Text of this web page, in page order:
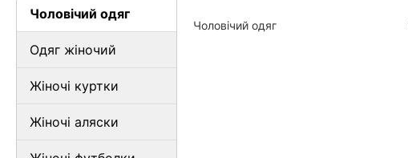
Чоловічий одяг
Одяг жіночий
Жіночі куртки
Жіночі аляски
Чоловічий одяг